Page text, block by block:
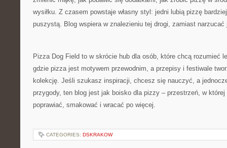
wysiłku. Z czasem powstaje własny styl: jedni lubią pizzę
puszystą. Blog wspiera w znalezieniu tej drogi, zamiast narzucać
Pizza Dog Field to w skrócie hub dla osób, które chcą rozumieć
gdzie pizza jest motywem przewodnim, a przepisy i festiwale
kolekcję. Jeśli szukasz inspiracji, chcesz się nauczyć, a
przygody, ten blog jest jak boisko dla pizzy – przestrzeń, w
poprawiać, smakować i wracać po więcej.
CATEGORIES: DSKRAKOW